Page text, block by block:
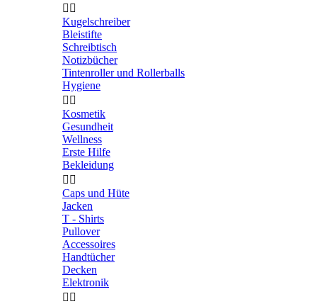
 
Kugelschreiber
Bleistifte
Schreibtisch
Notizbücher
Tintenroller und Rollerballs
Hygiene
 
Kosmetik
Gesundheit
Wellness
Erste Hilfe
Bekleidung
 
Caps und Hüte
Jacken
T - Shirts
Pullover
Accessoires
Handtücher
Decken
Elektronik
 